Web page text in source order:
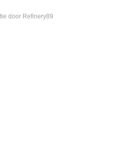
door Refinery89